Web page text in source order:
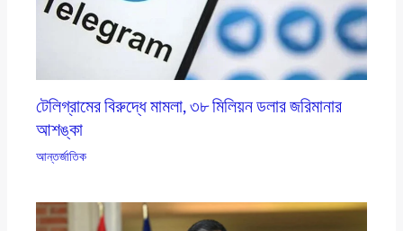
টেলিগ্রামের বিরুদ্ধে মামলা, ৩৮ মিলিয়ন ডলার জরিমানার
আশঙ্কা
আন্তর্জাতিক